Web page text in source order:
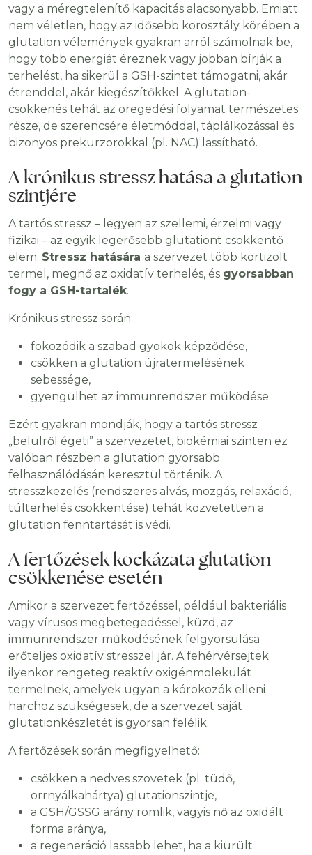
vagy a méregtelenítő kapacitás alacsonyabb. Emiatt
nem véletlen, hogy az idősebb korosztály körében a
glutation vélemények gyakran arról számolnak be,
hogy több energiát éreznek vagy jobban bírják a
terhelést, ha sikerül a GSH-szintet támogatni, akár
étrenddel, akár kiegészítőkkel. A glutation-
csökkenés tehát az öregedési folyamat természetes
része, de szerencsére életmóddal, táplálkozással és
bizonyos prekurzorokkal (pl. NAC) lassítható.
A krónikus stressz hatása a glutation
szintjére
A tartós stressz – legyen az szellemi, érzelmi vagy
fizikai – az egyik legerősebb glutationt csökkentő
elem. Stressz hatására a szervezet több kortizolt
termel, megnő az oxidatív terhelés, és gyorsabban
fogy a GSH-tartalék.
Krónikus stressz során:
fokozódik a szabad gyökök képződése,
csökken a glutation újratermelésének
sebessége,
gyengülhet az immunrendszer működése.
Ezért gyakran mondják, hogy a tartós stressz
„belülről égeti” a szervezetet, biokémiai szinten ez
valóban részben a glutation gyorsabb
felhasználódásán keresztül történik. A
stresszkezelés (rendszeres alvás, mozgás, relaxáció,
túlterhelés csökkentése) tehát közvetetten a
glutation fenntartását is védi.
A fertőzések kockázata glutation
csökkenése esetén
Amikor a szervezet fertőzéssel, például bakteriális
vagy vírusos megbetegedéssel, küzd, az
immunrendszer működésének felgyorsulása
erőteljes oxidatív stresszel jár. A fehérvérsejtek
ilyenkor rengeteg reaktív oxigénmolekulát
termelnek, amelyek ugyan a kórokozók elleni
harchoz szükségesek, de a szervezet saját
glutationkészletét is gyorsan felélik.
A fertőzések során megfigyelhető:
csökken a nedves szövetek (pl. tüdő,
orrnyálkahártya) glutationszintje,
a GSH/GSSG arány romlik, vagyis nő az oxidált
forma aránya,
a regeneráció lassabb lehet, ha a kiürült